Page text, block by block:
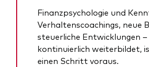
Finanzpsychologie und
Verhaltenscoachings, neue
steuerliche Entwicklungen –
kontinuierlich weiterbildet,
einen Schritt voraus.